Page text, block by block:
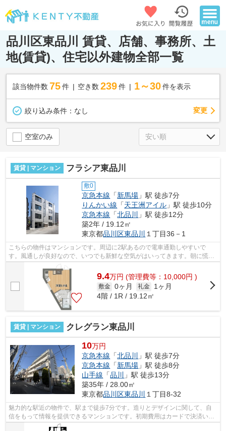
品川区東品川 賃貸、店舗、事務所、土
地(賃貸)、住宅以外建物全部一覧
該当物件数 75件 空き数 239 件 1～30 件を表示
絞り込み条件： なし 変更
空室のみ
賃貸 | マンション フラシア東品川
敷0
京急本線 「新馬場 」駅 徒歩7分
りんかい線 「天王洲アイル 」駅 徒歩10分
京急本線 「北品川
」駅 徒歩12分
築2年 / 19.12㎡
東京都品川区東品川 １丁目36－1
こちらの物件はマンションです。周辺に2駅あるので電車通勤しやすいで
す。風通しが良好なので、いつでも新鮮な空気がはいってきます。朝に慌て
ることなく行動するために駅から徒歩7分...
9.4万円 (管理費等：10,000円 )
敷金 0ヶ月 礼金
1ヶ月
4階 / 1R / 19.12㎡
賃貸 | マンション クレグラン東品川
10万円
京急本線 「北品川 」駅 徒歩7分
京急本線 「新馬場 」駅 徒歩8分
山手線 「品川 」駅 徒歩13分
築35年 / 28.00㎡
東京都品川区東品川 １丁目8-32
魅力的な駅近の物件で、駅まで徒歩7分です。造りとデザインに関して、自
信をもって情報を提供できるマンションです。初期費用はカードで決済いた
だけます。風通しが良く真夏の暑い日も...